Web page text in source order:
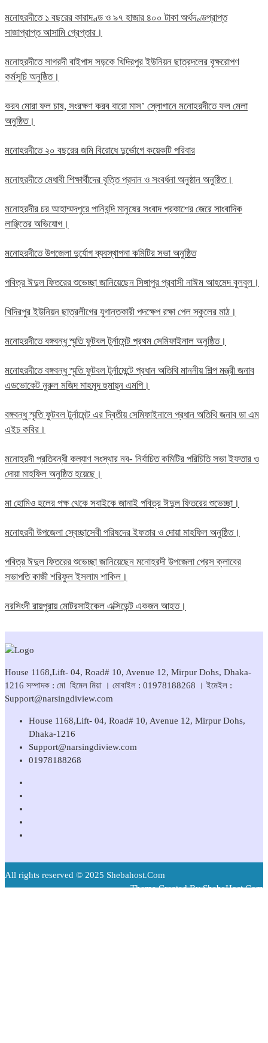
মনোহরদীতে ১ বছরের কারাদণ্ড ও ৯৭ হাজার ৪০০ টাকা অর্থদণ্ডপ্রাপ্ত
সাজাপ্রাপ্ত আসামি গ্রেপ্তার।
মনোহরদীতে সাগরদী বাইপাস সড়কে খিদিরপুর ইউনিয়ন ছাত্রদলের বৃক্ষরোপণ
কর্মসূচি অনুষ্ঠিত।
করব মোরা ফল চাষ, সংরক্ষণ করব বারো মাস’ স্লোগানে মনোহরদীতে ফল মেলা
অনুষ্ঠিত।
মনোহরদীতে ২০ বছরের জমি বিরোধে দুর্ভোগে কয়েকটি পরিবার
মনোহরদীতে মেধাবী শিক্ষার্থীদের বৃত্তি প্রদান ও সংবর্ধনা অনুষ্ঠান অনুষ্ঠিত।
মনোহরদীর চর আহাম্মদপুরে পানিবন্দি মানুষের সংবাদ প্রকাশের জেরে সাংবাদিক
লাঞ্ছিতের অভিযোগ।
মনোহরদীতে উপজেলা দুর্যোগ ব্যবস্থাপনা কমিটির সভা অনুষ্ঠিত
পবিত্র ঈদুল ফিতরের শুভেচ্ছা জানিয়েছেন সিঙ্গাপুর প্রবাসী নাঈম আহমেদ বুলবুল।
খিদিরপুর ইউনিয়ন ছাত্রলীগের যুগান্তকারী পদক্ষেপ রক্ষা পেল স্কুলের মাঠ।
মনোহরদীতে বঙ্গবন্ধু স্মৃতি ফুটবল টুর্নামেন্ট প্রথম সেমিফাইনাল অনুষ্ঠিত।
মনোহরদীতে বঙ্গবন্ধু স্মৃতি ফুটবল টুর্নামেন্টে প্রধান অতিথি মাননীয় শিল্প মন্ত্রী জনাব
এডভোকেট নুরুল মজিদ মাহমুদ হুমায়ূন এমপি।
বঙ্গবন্ধু স্মৃতি ফুটবল টুর্নামেন্ট এর দ্বিতীয় সেমিফাইনালে প্রধান অতিথি জনাব ডা এম
এইচ কবির।
মনোহরদী প্রতিবন্ধী কল্যাণ সংস্থার নব- নির্বাচিত কমিটির পরিচিতি সভা ইফতার ও
দোয়া মাহফিল অনুষ্ঠিত হয়েছে।
মা হোমিও হলের পক্ষ থেকে সবাইকে জানাই পবিত্র ঈদুল ফিতরের শুভেচ্ছা।
মনোহরদী উপজেলা স্বেচ্ছাসেবী পরিষদের ইফতার ও দোয়া মাহফিল অনুষ্ঠিত।
পবিত্র ঈদুল ফিতরের শুভেচ্ছা জানিয়েছেন মনোহরদী উপজেলা প্রেস ক্লাবের
সভাপতি কাজী শরিফুল ইসলাম শাকিল।
নরসিংদী রায়পুরায় মোটরসাইকেল এক্সিডেন্ট একজন আহত।
House 1168,Lift- 04, Road# 10, Avenue 12, Mirpur Dohs, Dhaka-
1216 সম্পাদক : মো হিমেল মিয়া । মোবাইল : 01978188268 । ইমেইল :
Support@narsingdiview.com
House 1168,Lift- 04, Road# 10, Avenue 12, Mirpur Dohs,
Dhaka-1216
Support@narsingdiview.com
01978188268
All rights reserved © 2025 Shebahost.Com
Theme Created By ShebaHost.Com